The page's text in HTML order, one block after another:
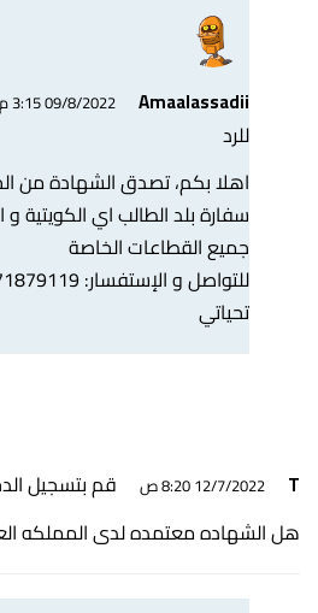
Amaalassadii 09/8/2022 3:15 م
للرد
اهلا بكم، تصدق الشهادة من
سفارة بلد الطالب اي الكويتية
جميع القطاعات الخاصة
للتواصل و الإستفسار: 0096171879119
تحياتي
T 12/7/2022 8:20 ص
قم بتسجيل
هل الشهاده معتمده لدى المملكه